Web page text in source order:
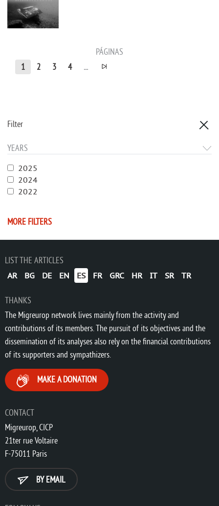
Filter
YEARS
2025
2024
2022
MORE FILTERS
PÁGINAS
1
2 3 4 ...
LIST THE ARTICLES
AR BG DE EN ES FR GRC HR IT SR TR
CONTACT
Migreurop, CICP
21ter rue Voltaire
F-75011 Paris
BY EMAIL
THANKS
The Migreurop network lives mainly from the activity and
contributions of its members. The pursuit of its objectives and the
dissemination of its analyses also rely on the financial contributions
of its supporters and sympathizers.
MAKE A DONATION